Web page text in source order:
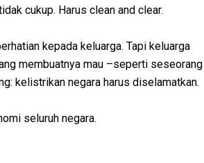
cukup. Harus clean and clear.
kepada keluarga. Tapi keluarga
membuatnya mau –seperti seseorang
kelistrikan negara harus diselamatkan.
seluruh negara.